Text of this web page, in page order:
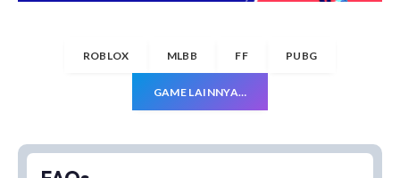
ROBLOX MLBB FF PUBG
GAME LAINNYA…